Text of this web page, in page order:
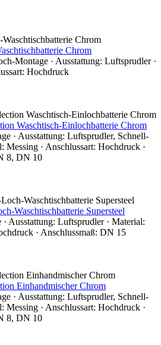
Chrom
Montage · Ausstattung: Luftsprudler ·
Hochdruck
Waschtisch-Einlochbatterie Chrom
· Ausstattung: Luftsprudler, Schnell-
Messing · Anschlussart: Hochdruck ·
8, DN 10
Waschtischbatterie Supersteel
Ausstattung: Luftsprudler · Material:
· Anschlussmaß: DN 15
Einhandmischer Chrom
· Ausstattung: Luftsprudler, Schnell-
Messing · Anschlussart: Hochdruck ·
8, DN 10